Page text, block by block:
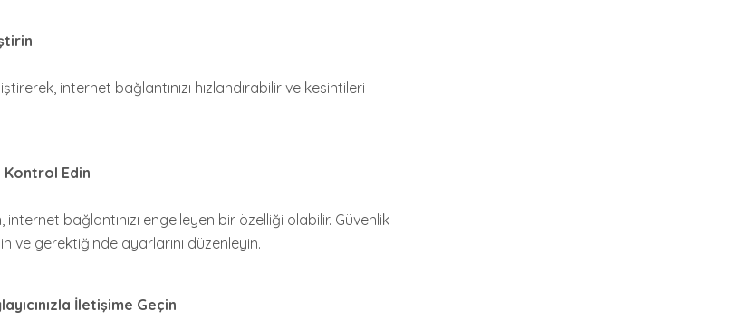
internet bağlantınızı hızlandırabilir ve kesintileri
Kontrol Edin
internet bağlantınızı engelleyen bir özelliği olabilir. Güvenlik
ve gerektiğinde ayarlarını düzenleyin.
İletişime Geçin